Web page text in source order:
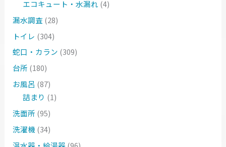
エコキュート・水漏れ (4)
漏水調査 (28)
トイレ (304)
蛇口・カラン (309)
台所 (180)
お風呂 (87)
詰まり (1)
洗面所 (95)
洗濯機(34)